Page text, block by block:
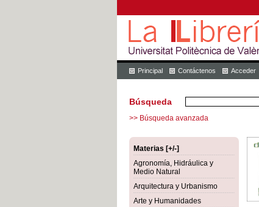
Principal Contáctenos Acceder
Búsqueda
>> Búsqueda avanzada
Materias [+/-]
Agronomía, Hidráulica y
Medio Natural
Arquitectura y Urbanismo
Arte y Humanidades